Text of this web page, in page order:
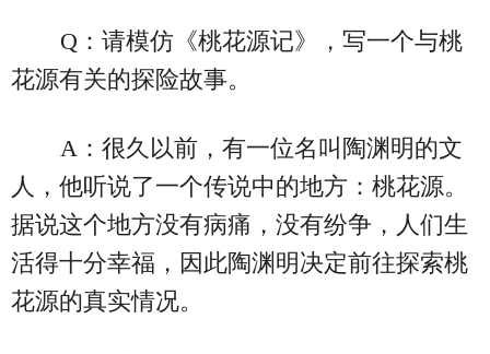
Q：请模仿《桃花源记》，写一个与桃
花源有关的探险故事。
A：很久以前，有一位名叫陶渊明的文
人，他听说了一个传说中的地方：桃花源。
据说这个地方没有病痛，没有纷争，人们生
活得十分幸福，因此陶渊明决定前往探索桃
花源的真实情况。